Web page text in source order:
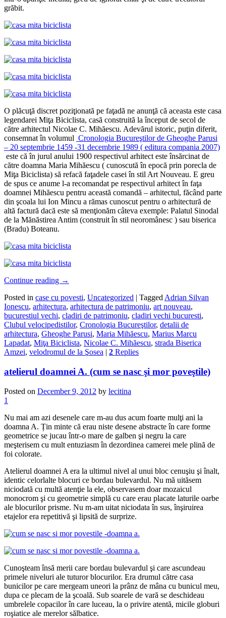
grăbit.
O plăcuţă discret poziţionată pe faţadă ne anunţă că aceasta este casa
legendarei Miţa Biciclista, casă construită la început de secol de
către arhitectul Nicolae C. Mihăescu. Adevărul istoric, puţin diferit,
consemnat în volumul Cronologia Bucureştilor de Gheoghe Parusi
– 20 septembrie 1459 -31 decembrie 1989 ( editura compania 2007)
este că în jurul anului 1900 respectivul arhitect este însărcinat de
către doamna Maria Mihăescu ( cunoscută în epocă prin porecla de
Miţa Biciclista) să refacă faţadele casei în stil Art Nouveau. E greu
de spus ce anume l-a recomandat pe respectivul arhitect în faţa
doamnei Mihăescu pentru această comandă – arhitectul, făcând parte
din şcoala lui Ion Mincu a rămas cunoscut pentru o arhitectură de
altă factură dacă este să menţionăm câteva exemple: Palatul Sinodal
de la Mănăstirea Antim (construit în stil neoromânesc ) sau biserica
(Bradu) Boteanu.
Continue reading →
Posted in case cu povesti, Uncategorized | Tagged Adrian Silvan
Ionescu, arhitectura, arhitectura de patrimoniu, art nouveau,
bucurestiul vechi, cladiri de patrimoniu, cladiri vechi bucuresti,
Clubul velocipedistilor, Cronologia Bucureştilor, detalii de
arhitectura, Gheoghe Parusi, Maria Mihăescu, Marius Marcu
Lapadat, Miţa Biciclista, Nicolae C. Mihăescu, strada Biserica
Amzei, velodromul de la Şosea | 2 Replies
atelierul doamnei A. (cum se nasc şi mor poveştile)
Posted on December 9, 2012 by lecitina
1
Nu mai am azi desenele care m-au dus acum foarte mulţi ani la
doamna A. Țin minte că erau niste desene abstracte în care forme
geometrice se jucau într-o mare de galben şi negru la care
meşterisem cu mult entuziasm în dezordinea camerei mele plină de
foi colorate.
Atelierul doamnei A era la ultimul nivel al unui bloc cenuşiu şi înalt,
identic celorlalte blocuri ce bordau bulevardul. Nu mă uităsem
niciodată cu multă atenţie la ele, observasem doar mozaicul
monocrom şi cu geometrie simplă cu care erau placate laturile oarbe
ale blocurilor prisme. Nu m-am uitat niciodata în sus, înşiruirea
etajelor era repetitivă şi lipsită de surprize.
Cunoşteam însă merii care bordau bulevardul şi care ascundeau
primele niveluri ale tuturor blocurilor. Era drumul către casa
bunicilor pe care mergeam uneori la prânz de mâna cu bunicul meu,
dupa ce plecam de la şcoală. Sub soarele de vară se deschideau
umbrelele copacilor în care luceau, la o privire atentă, micile globuri
roşiatice ale merelor sălbatice.